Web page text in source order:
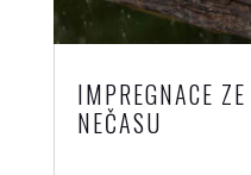
IMPREGNACE
NEČASU